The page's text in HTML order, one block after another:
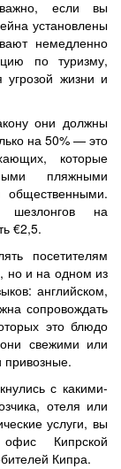
важно, если вы
установлены
немедленно
по туризму,
угрозой жизни и
они должны
на 50% — это
которые
пляжными
на
€2,5.
посетителям
но и на одном из
английском,
сопровождать
это блюдо
свежими или
привозные.
с какими-
отеля или
услуги, вы
Кипрской
Кипра.